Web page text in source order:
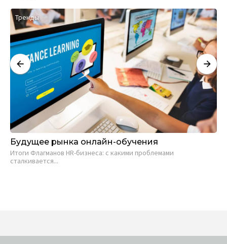
Тренды
Будущее рынка онлайн-обучения
Итоги Флагманов HR-бизнеса: с какими проблемами
сталкивается...